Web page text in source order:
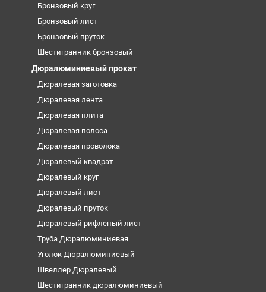
Бронзовый круг
Бронзовый лист
Бронзовый пруток
Шестигранник бронзовый
Дюралюминиевый прокат
Дюралевая заготовка
Дюралевая лента
Дюралевая плита
Дюралевая полоса
Дюралевая проволока
Дюралевый квадрат
Дюралевый круг
Дюралевый лист
Дюралевый пруток
Дюралевый рифленый лист
Труба Дюралюминиевая
Уголок Дюралюминиевый
Швеллер Дюралевый
Шестигранник дюралюминиевый